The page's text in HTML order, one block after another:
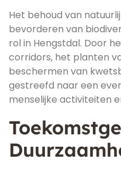
Het behoud van
bevorderen van
rol in Hengstdal. Door
corridors, het planten
beschermen van
gestreefd naar een
menselijke activiteiten